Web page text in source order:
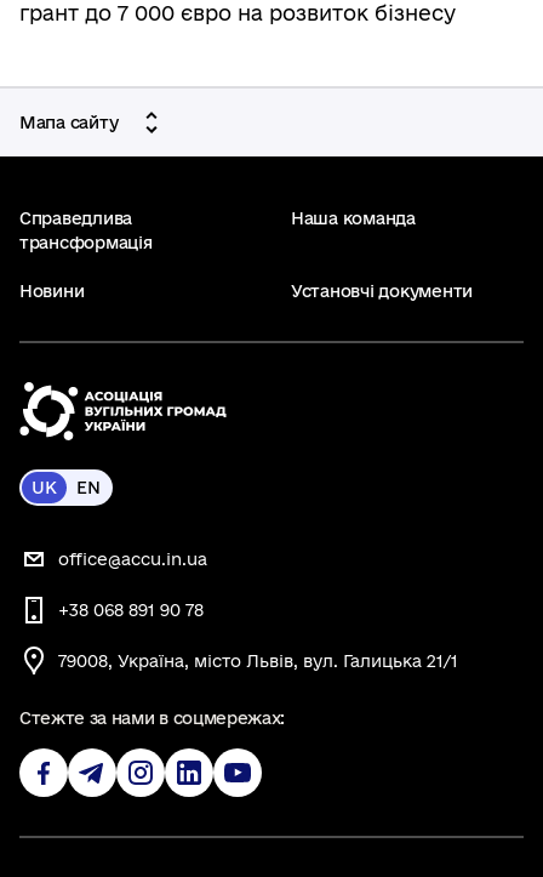
грант до 7 000 євро на розвиток бізнесу
Мапа сайту
UK EN
Справедлива
трансформація
Наша команда
Новини Установчі документи
office@accu.in.ua
+38 068 891 90 78
79008, Україна, місто Львів, вул. Галицька 21/1
Стежте за нами в соцмережах: